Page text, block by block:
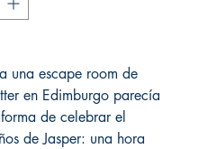
una escape room de
en Edimburgo parecía
de celebrar el
de Jasper: una hora